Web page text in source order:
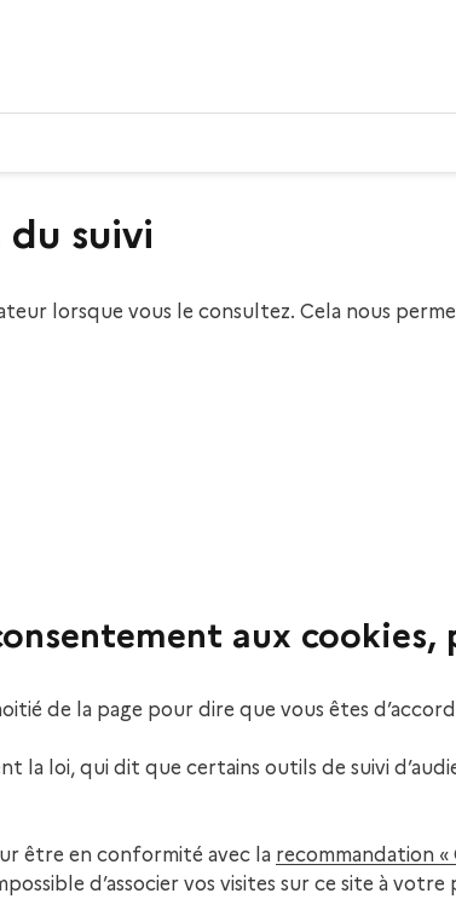
suivi
lorsque vous le consultez. Cela nous
aux cookies,
de la page pour dire que vous êtes
la loi, qui dit que certains outils de suivi
être en conformité avec la recommandation «
d’associer vos visites sur ce site à votre